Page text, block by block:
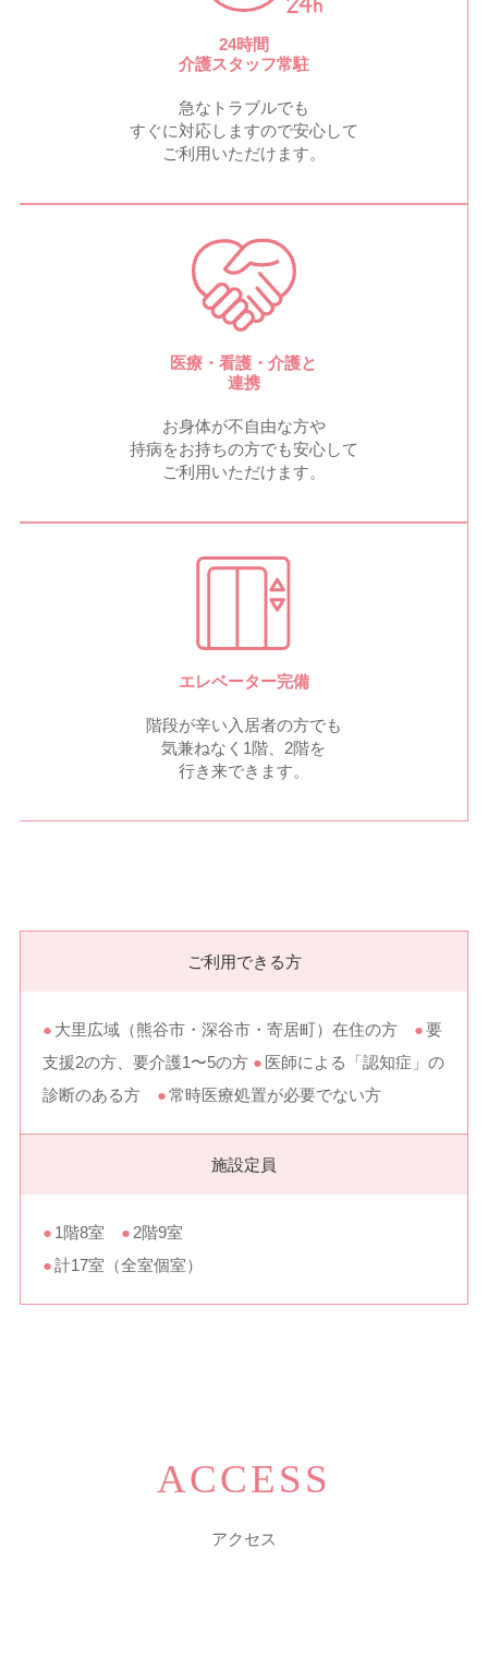
24時間
介護スタッフ常駐
急なトラブルでも
すぐに対応しますので安心して
ご利用いただけます。
医療・看護・介護と
連携
お身体が不自由な方や
持病をお持ちの方でも安心して
ご利用いただけます。
エレベーター完備
階段が辛い入居者の方でも
気兼ねなく1階、2階を
行き来できます。
ご利用できる方
● 大里広域（熊谷市・深谷市・寄居町）在住の方 ●要
支援2の方、要介護1〜5の方 ● 医師による「認知症」の
診断のある方 ●常時医療処置が必要でない方
施設定員
● 1階8室 ● 2階9室
●計17室（全室個室）
ACCESS
アクセス